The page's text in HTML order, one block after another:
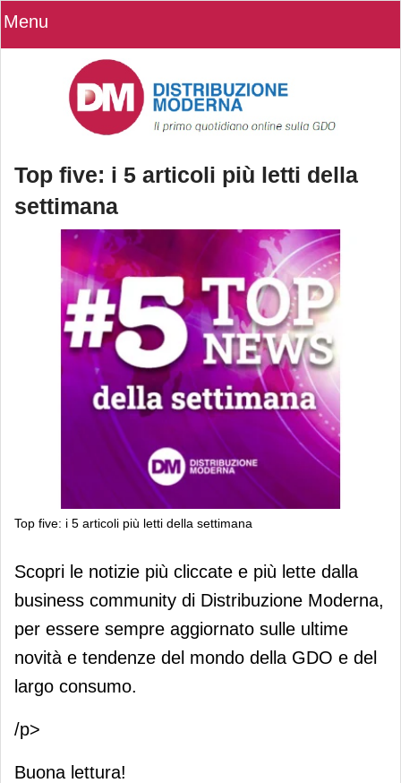
Menu
Top five: i 5 articoli più letti della
settimana
Top five: i 5 articoli più letti della settimana
Top five: i 5 articoli più letti della
settimana
Scopri le notizie più cliccate e più lette dalla
business community di Distribuzione Moderna,
per essere sempre aggiornato sulle ultime
novità e tendenze del mondo della GDO e del
largo consumo.
/p>
Buona lettura!